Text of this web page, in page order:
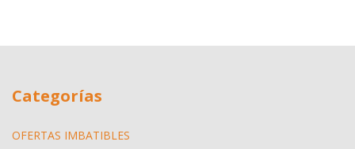
Categorías
OFERTAS IMBATIBLES